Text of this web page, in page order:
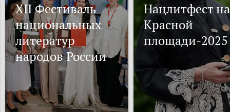
XII Фестиваль
национальных
литератур
народов России
Нацлитфест на
Красной
площади-2025